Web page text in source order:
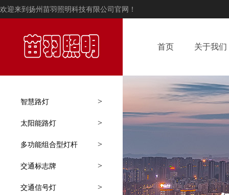
欢迎来到扬州苗羽照明科技有限公司官网！
智慧路灯 >
太阳能路灯 >
多功能组合型灯杆 >
交通标志牌 >
交通信号灯 >
首页 关于我们